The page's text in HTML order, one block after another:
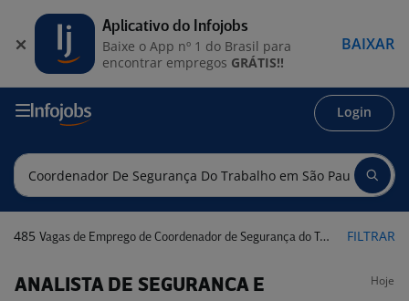
Login
485 Vagas de Emprego de Coordenador de Segurança do Trabalho em São Paulo - SP FILTRAR
ANALISTA DE SEGURANCA E
Hoje
Aplicativo do Infojobs
Baixe o App nº 1 do Brasil para
encontrar empregos GRÁTIS!!
BAIXAR